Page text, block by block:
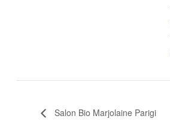
Salon Bio Marjolaine Parigi